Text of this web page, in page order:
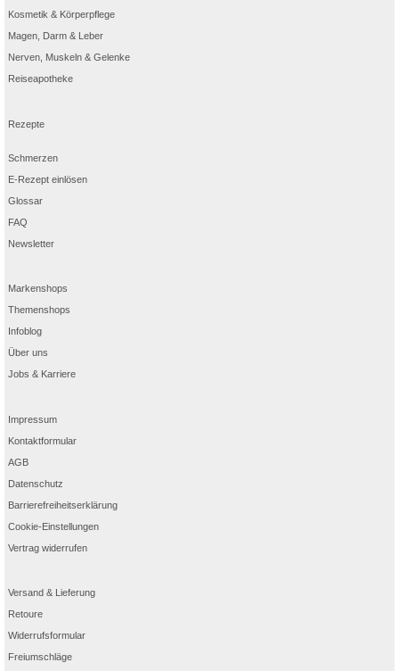
Kosmetik & Körperpflege
Magen, Darm & Leber
Nerven, Muskeln & Gelenke
Reiseapotheke
Rezepte
Schmerzen
E-Rezept einlösen
Glossar
FAQ
Newsletter
Markenshops
Themenshops
Infoblog
Über uns
Jobs & Karriere
Impressum
Kontaktformular
AGB
Datenschutz
Barrierefreiheitserklärung
Cookie-Einstellungen
Vertrag widerrufen
Versand & Lieferung
Retoure
Widerrufsformular
Freiumschläge